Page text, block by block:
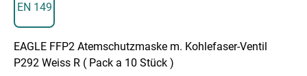
EN 149
EAGLE FFP2 Atemschutzmaske m. Kohlefaser-Ventil
P292 Weiss R ( Pack a 10 Stück )